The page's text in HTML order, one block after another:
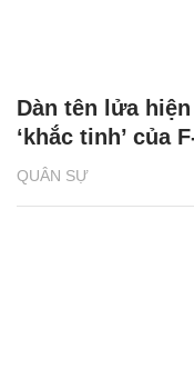
QUÂN SỰ
Dàn tên lửa
‘khắc tinh’ của